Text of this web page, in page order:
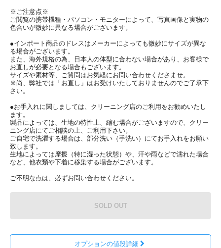
※ご注意点※
ご閲覧の携帯機種・パソコン・モニターによって、写真画像と実物の
色合いが微妙に異なる場合がございます。
●インポート商品のドレスはメーカーによっても微妙にサイズが異な
る場合がございます。
また、海外規格の為、日本人の体型に合わない場合があり、お客様で
お直しが必要となる場合もございます。
サイズや素材等、ご質問はお気軽にお問い合わせくださませ。
※尚、弊社では「お直し」はお受けいたしておりませんのでご了承下
さい。
●お手入れに関しましては、クリーニング店のご利用をお勧めいたし
ます。
製品によっては、生地の特性上、縮む場合がございますので、クリー
ニング店にてご相談の上、ご利用下さい。
ご自宅で洗濯する場合は、部分洗い（手洗い）にてお手入れをお願い
致します。
生地によっては摩擦（特に湿った状態）や、汗や雨などで濡れた場合
など、他衣類や下着に移染する場合がございます。
ご不明な点は、必ずお問い合わせください。
SOLD OUT
オプションの値段詳細